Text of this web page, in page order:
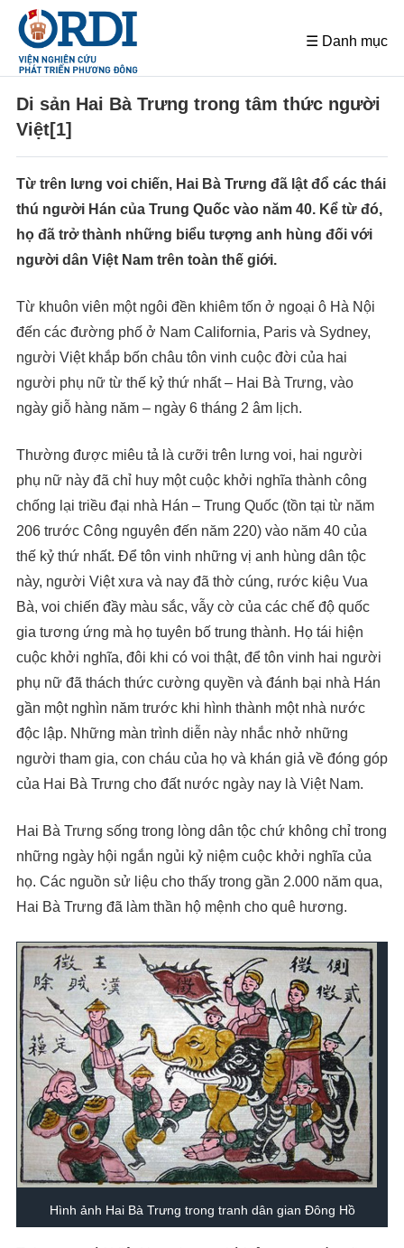
☰ Danh mục
Di sản Hai Bà Trưng trong tâm thức người
Việt[1]
Từ trên lưng voi chiến, Hai Bà Trưng đã lật đổ các thái
thú người Hán của Trung Quốc vào năm 40. Kể từ đó,
họ đã trở thành những biểu tượng anh hùng đối với
người dân Việt Nam trên toàn thế giới.
Từ khuôn viên một ngôi đền khiêm tốn ở ngoại ô Hà Nội
đến các đường phố ở Nam California, Paris và Sydney,
người Việt khắp bốn châu tôn vinh cuộc đời của hai
người phụ nữ từ thế kỷ thứ nhất – Hai Bà Trưng, vào
ngày giỗ hàng năm – ngày 6 tháng 2 âm lịch.
Thường được miêu tả là cưỡi trên lưng voi, hai người
phụ nữ này đã chỉ huy một cuộc khởi nghĩa thành công
chống lại triều đại nhà Hán – Trung Quốc (tồn tại từ năm
206 trước Công nguyên đến năm 220) vào năm 40 của
thế kỷ thứ nhất. Để tôn vinh những vị anh hùng dân tộc
này, người Việt xưa và nay đã thờ cúng, rước kiệu Vua
Bà, voi chiến đầy màu sắc, vẫy cờ của các chế độ quốc
gia tương ứng mà họ tuyên bố trung thành. Họ tái hiện
cuộc khởi nghĩa, đôi khi có voi thật, để tôn vinh hai người
phụ nữ đã thách thức cường quyền và đánh bại nhà Hán
gần một nghìn năm trước khi hình thành một nhà nước
độc lập. Những màn trình diễn này nhắc nhở những
người tham gia, con cháu của họ và khán giả về đóng góp
của Hai Bà Trưng cho đất nước ngày nay là Việt Nam.
Hai Bà Trưng sống trong lòng dân tộc chứ không chỉ trong
những ngày hội ngắn ngủi kỷ niệm cuộc khởi nghĩa của
họ. Các nguồn sử liệu cho thấy trong gần 2.000 năm qua,
Hai Bà Trưng đã làm thần hộ mệnh cho quê hương.
Hình ảnh Hai Bà Trưng trong tranh dân gian Đông Hồ